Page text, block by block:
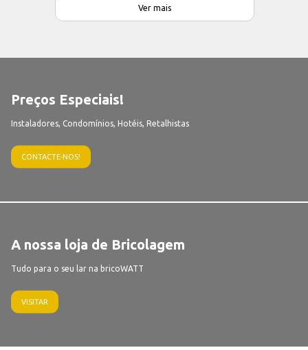
Ver mais
Preços Especiais!
Instaladores, Condomínios, Hotéis, Retalhistas
CONTACTE-NOS!
A nossa loja de Bricolagem
Tudo para o seu lar na bricoWATT
VISITAR